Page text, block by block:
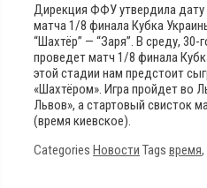
Дирекция ФФУ утвердила дату
матча 1/8 финала Кубка
“Шахтёр” — “Заря”. В среду, 30-
проведет матч 1/8 финала
этой стадии нам предстоит
«Шахтёром». Игра пройдет во
Львов», а стартовый свисток
(время киевское).
Categories Новости Tags время,